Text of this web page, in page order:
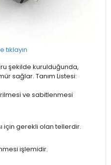
şekilde kurulduğunda,
sağlar. Tanım Listesi:
ve sabitlenmesi
için gerekli olan tellerdir.
işlemidir.